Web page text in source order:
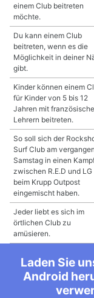
einem Club beitreten
möchte.
Du kann einem Club
beitreten, wenn es die
Möglichkeit in deiner
gibt.
Kinder können einem
für Kinder von 5 bis 12
Jahren mit
Lehrern beitreten.
So soll sich der
Surf Club am
Samstag in einen
zwischen R.E.D und LG
beim Krupp Outpost
eingemischt haben.
Jeder liebt es sich im
örtlichen Club zu
amüsieren.
Laden Sie
Android